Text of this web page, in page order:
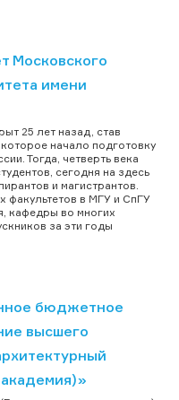
Московского
имени
25 лет назад, став
начало подготовку
Тогда, четверть века
сегодня на здесь
и магистрантов.
факультетов в МГУ и СпГУ
кафедры во многих
за эти годы
бюджетное
высшего
академия)»